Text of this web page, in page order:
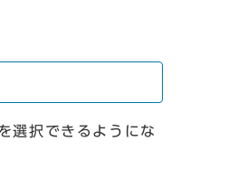
選択できるようにな